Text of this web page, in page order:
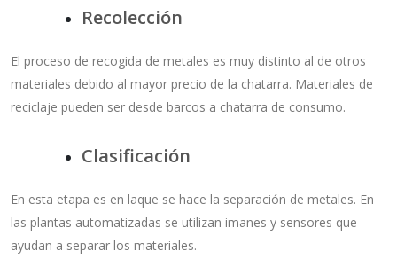
Recolección
El proceso de recogida de metales es muy distinto al de otros
materiales debido al mayor precio de la chatarra. Materiales de
reciclaje pueden ser desde barcos a chatarra de consumo.
Clasificación
En esta etapa es en laque se hace la separación de metales. En
las plantas automatizadas se utilizan imanes y sensores que
ayudan a separar los materiales.